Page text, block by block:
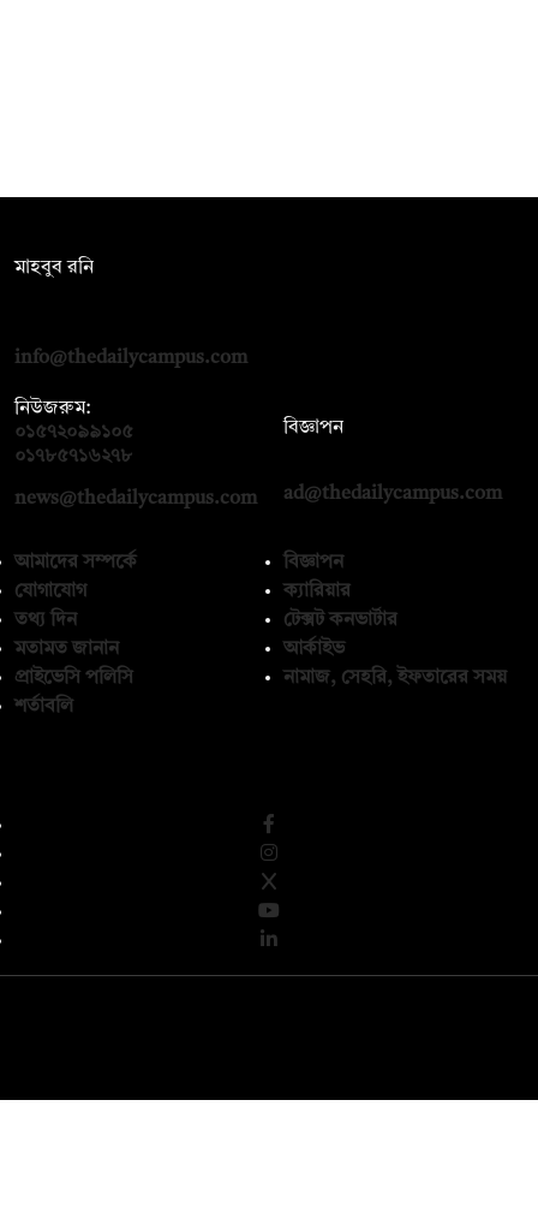
মাহবুব রনি
info@thedailycampus.com
নিউজরুম:
০১৫৭২০৯৯১০৫
০১৭৮৫৭১৬২৭৮
news@thedailycampus.com
বিজ্ঞাপন
ad@thedailycampus.com
আমাদের সম্পর্কে
যোগাযোগ
তথ্য দিন
মতামত জানান
প্রাইভেসি পলিসি
শর্তাবলি
বিজ্ঞাপন
ক্যারিয়ার
টেক্সট কনভার্টার
আর্কাইভ
নামাজ, সেহরি, ইফতারের সময়